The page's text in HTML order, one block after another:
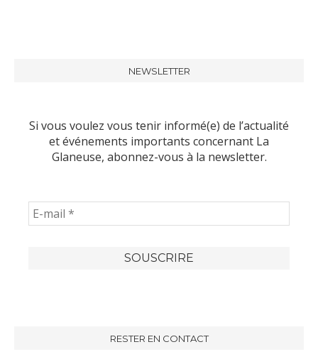
NEWSLETTER
Si vous voulez vous tenir informé(e) de l’actualité
et événements importants concernant La
Glaneuse, abonnez-vous à la newsletter.
RESTER EN CONTACT